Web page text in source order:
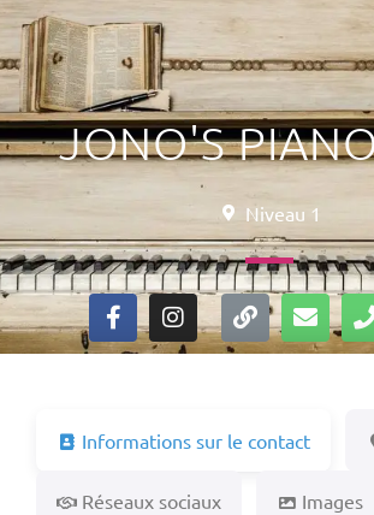
JONO'S
Niveau 1
Informations sur le contact
Réseaux sociaux Images